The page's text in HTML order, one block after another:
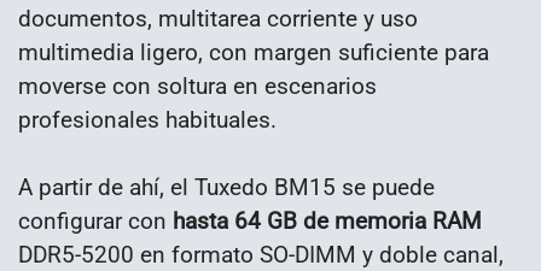
documentos, multitarea corriente y uso
multimedia ligero, con margen suficiente para
moverse con soltura en escenarios
profesionales habituales.
A partir de ahí, el Tuxedo BM15 se puede
configurar con hasta 64 GB de memoria RAM
DDR5-5200 en formato SO-DIMM y doble canal,